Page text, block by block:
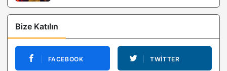
Bize Katılın
FACEBOOK TWITTER